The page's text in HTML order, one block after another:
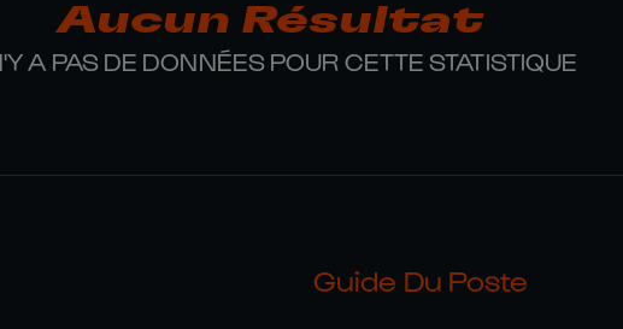
Aucun Résultat
A PAS DE DONNÉES POUR CETTE STATISTIQUE
Guide Du Poste